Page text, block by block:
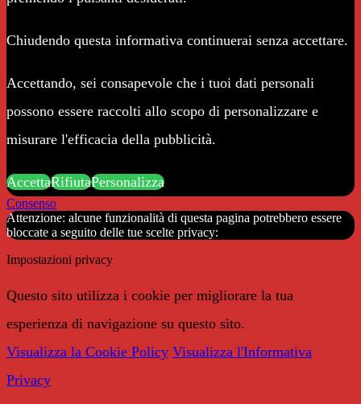
Chiudendo questa informativa continuerai senza accettare.
Accettando, sei consapevole che i tuoi dati personali
possono essere raccolti allo scopo di personalizzare e
misurare l'efficacia della pubblicità.
AccettaRifiutaPersonalizza
Consenso
Attenzione: alcune funzionalità di questa pagina potrebbero essere
bloccate a seguito delle tue scelte privacy:
Impostazioni privacy
Questo sito utilizza i cookie per migliorare la tua
esperienza di navigazione su questo sito.
Visualizza la Cookie Policy Visualizza l'Informativa
Privacy